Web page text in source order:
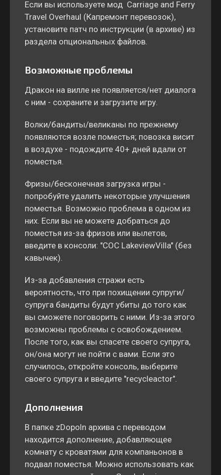
Если вы используете мод Carriage and Ferry
Travel Overhaul (Капремонт перевозок),
установите патч по инструкции (в архиве) из
раздела опциональных файлов.
Возможные проблемы
Дракон на вилле не появляется/нет диалога
с ним - сохраните и загрузите игру.
Волки/бандиты/великаны по прежнему
появляются возле поместья; повозка висит
в воздухе - подождите 40+ дней вдали от
поместья.
Фризы/бесконечная загрузка игры -
попробуйте удалить некоторые улучшения
поместья. Возможно проблема в одном из
них. Если вы не можете добраться до
поместья из-за фризов или вылетов,
введите в консоли: "COC LakeviewVilla" (без
кавычек).
Из-за добавления стражи есть
вероятность, что при похищении супруги/
супруга бандиты будут убиты до того как
вы сможете поговорить с ними. Из-за этого
возможны проблемы с освобождением.
После того, как вы спасете своего супруга,
он/она могут не пойти с вами. Если это
случилось, откройте консоль, выберите
своего супруга и введите "recycleactor".
Дополнения
В папке zDopoln архива с переводом
находится дополнение, добавляющее
комнату с кроватями для компаньонов в
подвал поместья. Можно использовать как